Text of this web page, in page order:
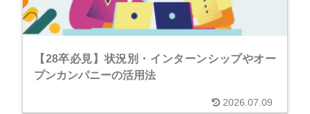
【28卒必見】状況別・インターンシップやオー
プンカンパニーの活用法
2026.07.09